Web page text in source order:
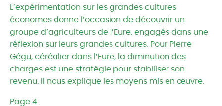
L’expérimentation sur les grandes cultures
économes donne l’occasion de découvrir un
groupe d’agriculteurs de l’Eure, engagés dans une
réflexion sur leurs grandes cultures. Pour Pierre
Gégu, céréalier dans l’Eure, la diminution des
charges est une stratégie pour stabiliser son
revenu. Il nous explique les moyens mis en œuvre.
Page 4